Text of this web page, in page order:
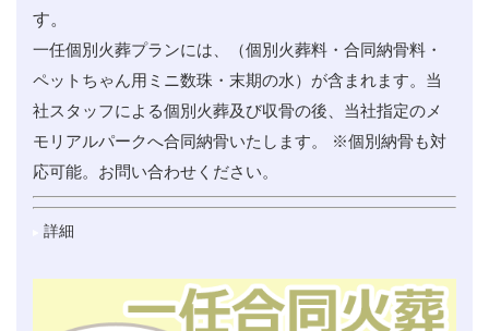
す。
一任個別火葬プランには、（個別火葬料・合同納骨料・
ペットちゃん用ミニ数珠・末期の水）が含まれます。当
社スタッフによる個別火葬及び収骨の後、当社指定のメ
モリアルパークへ合同納骨いたします。 ※個別納骨も対
応可能。お問い合わせください。
詳細